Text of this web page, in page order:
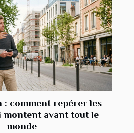
: comment repérer les
montent avant tout le
monde